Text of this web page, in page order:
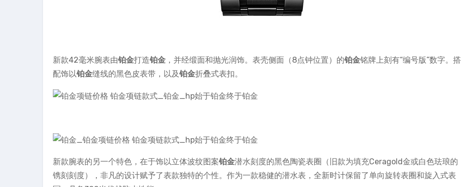
新款42毫米腕表由铂金打造铂金 ，并经缎面和抛光润饰。表壳侧面（8点钟位置）的铂金铭牌上刻有“编号版”数字。搭
配饰以铂金缝线的黑色皮表带，以及铂金折叠式表扣。
新款腕表的另一个特色，在于饰以立体波纹图案铂金潜水刻度的黑色陶瓷表圈（旧款为填充Ceragold金或白色珐琅的
镌刻刻度），非凡的设计赋予了表款独特的个性。作为一款稳健的潜水表，全新时计保留了单向旋转表圈和旋入式表